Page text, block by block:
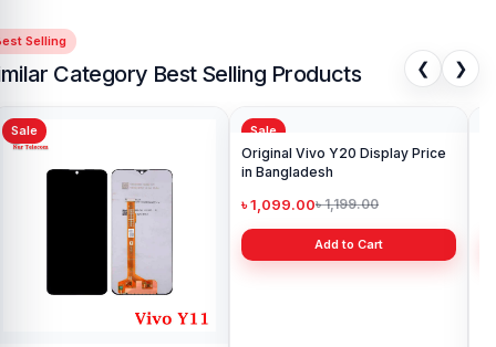
Selling
Category Best Selling Products ❮ ❯
Sale Sale